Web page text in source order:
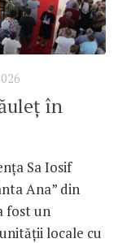
în
Sa Iosif
Ana” din
fost un
locale cu